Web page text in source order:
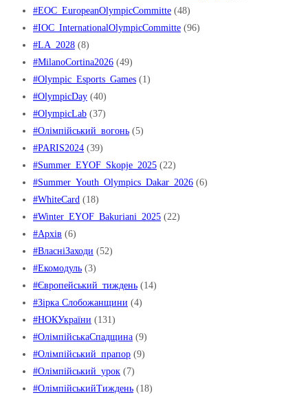
#EOC_EuropeanOlympicCommitte (48)
#IOC_InternationalOlympicCommitte (96)
#LA_2028 (8)
#MilanoCortina2026 (49)
#Olympic_Esports_Games (1)
#OlympicDay (40)
#OlympicLab (37)
#Oлімпійський_вогонь (5)
#PARIS2024 (39)
#Summer_EYOF_Skopje_2025 (22)
#Summer_Youth_Olympics_Dakar_2026 (6)
#WhiteCard (18)
#Winter_EYOF_Bakuriani_2025 (22)
#Архів (6)
#ВласніЗаходи (52)
#Екомодуль (3)
#Європейський_тиждень (14)
#Зірка Слобожанщини (4)
#НОКУкраїни (131)
#ОлімпійськаСпадщина (9)
#Олімпійський_прапор (9)
#Олімпійський_урок (7)
#ОлімпійськийТиждень (18)